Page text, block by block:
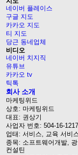
네이버 플레이스
구글 지도
카카오 지도
티 지도
당근 동네업체
비디오
네이버 치지직
유튜브
카카오 tv
틱톡
회사 소개
마케팅위드
상호: 마케팅위드
대표: 권상기
사업자 번호: 504-16-
업태: 서비스, 교육 서비
종목: 소프트웨어개발,
컨설틴